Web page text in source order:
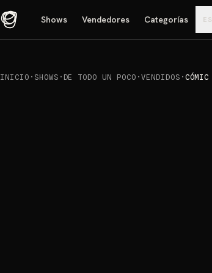
Shows Vendedores Categorías ES
INICIO · SHOWS · DE TODO UN POCO · VENDIDOS · CÓMIC